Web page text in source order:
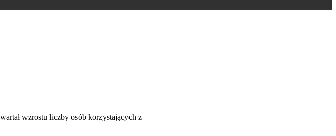
wzrostu liczby osób korzystających z